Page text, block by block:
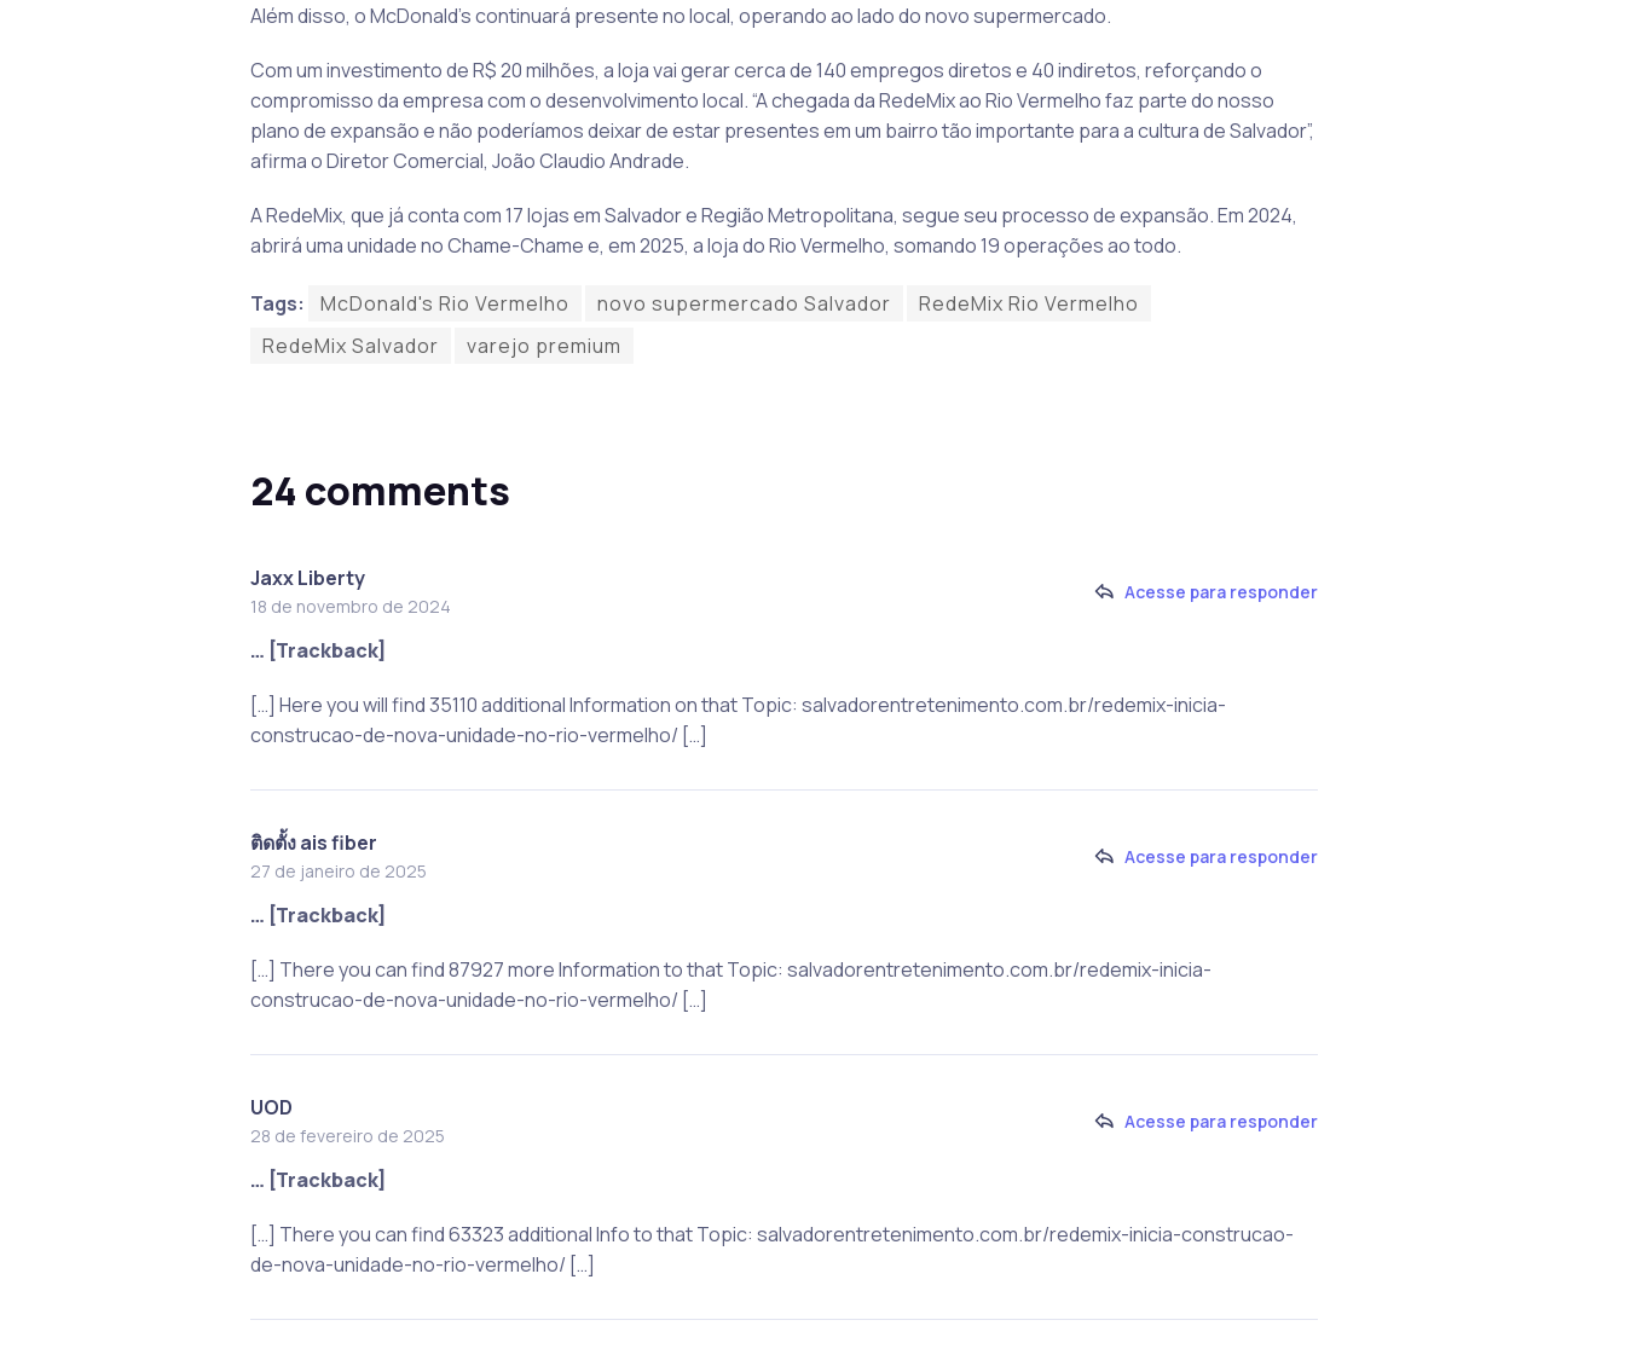
Além disso, o McDonald’s continuará presente no local, operando ao lado do novo supermercado.
Com um investimento de R$ 20 milhões, a loja vai gerar cerca de 140 empregos diretos e 40 indiretos, reforçando o
compromisso da empresa com o desenvolvimento local. “A chegada da RedeMix ao Rio Vermelho faz parte do nosso
plano de expansão e não poderíamos deixar de estar presentes em um bairro tão importante para a cultura de Salvador”,
afirma o Diretor Comercial, João Claudio Andrade.
A RedeMix, que já conta com 17 lojas em Salvador e Região Metropolitana, segue seu processo de expansão. Em 2024,
abrirá uma unidade no Chame-Chame e, em 2025, a loja do Rio Vermelho, somando 19 operações ao todo.
Tags: McDonald's Rio Vermelho novo supermercado Salvador
RedeMix Rio Vermelho
RedeMix Salvador
varejo premium
24 comments
Jaxx Liberty
18 de novembro de 2024
Acesse para responder
… [Trackback]
[…] Here you will find 35110 additional Information on that Topic: salvadorentretenimento.com.br/redemix-inicia-
construcao-de-nova-unidade-no-rio-vermelho/ […]
ติดตั้ง ais fiber
27 de janeiro de 2025
Acesse para responder
… [Trackback]
[…] There you can find 87927 more Information to that Topic: salvadorentretenimento.com.br/redemix-inicia-
construcao-de-nova-unidade-no-rio-vermelho/ […]
UOD
28 de fevereiro de 2025
Acesse para responder
… [Trackback]
[…] There you can find 63323 additional Info to that Topic: salvadorentretenimento.com.br/redemix-inicia-construcao-
de-nova-unidade-no-rio-vermelho/ […]